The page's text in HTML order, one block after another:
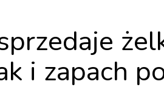
i zapach